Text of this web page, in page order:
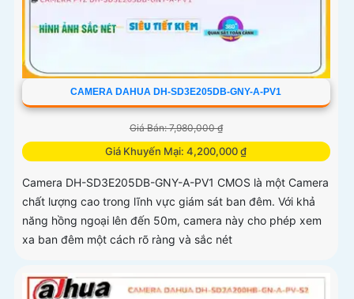
CAMERA DAHUA DH-SD3E205DB-GNY-A-PV1
Giá Bán: 7,980,000 ₫
Giá Khuyến Mại: 4,200,000 ₫
Camera DH-SD3E205DB-GNY-A-PV1 CMOS là một Camera
chất lượng cao trong lĩnh vực giám sát ban đêm. Với khả
năng hồng ngoại lên đến 50m, camera này cho phép xem
xa ban đêm một cách rõ ràng và sắc nét